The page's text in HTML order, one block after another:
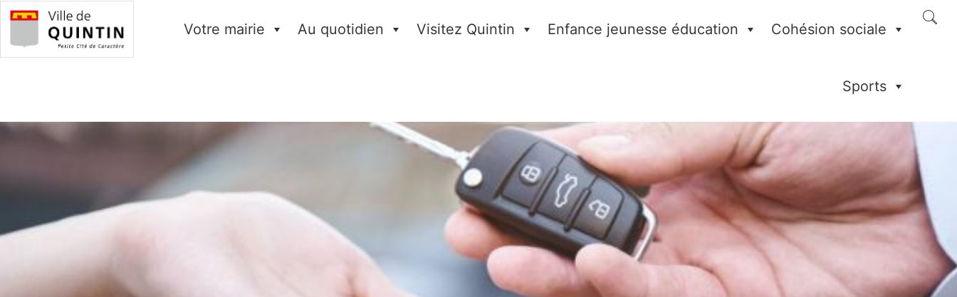
Votre mairie Au quotidien Visitez Quintin Enfance jeunesse éducation Cohésion sociale
Sports